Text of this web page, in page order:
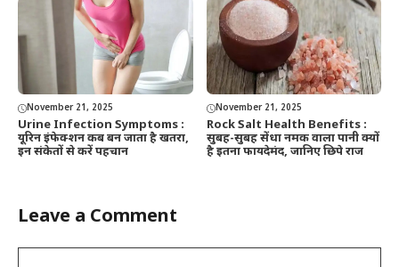
November 21, 2025
Urine Infection Symptoms :
यूरिन इंफेक्शन कब बन जाता है खतरा,
इन संकेतों से करें पहचान
November 21, 2025
Rock Salt Health Benefits :
सुबह-सुबह सेंधा नमक वाला पानी क्यों
है इतना फायदेमंद, जानिए छिपे राज
Leave a Comment